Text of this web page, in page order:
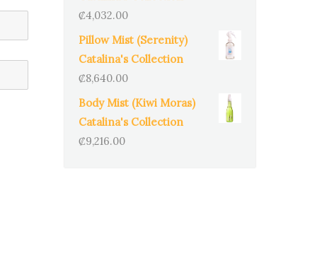
₡4,032.00
Pillow Mist (Serenity)
Catalina's Collection
₡8,640.00
Body Mist (Kiwi Moras)
Catalina's Collection
₡9,216.00